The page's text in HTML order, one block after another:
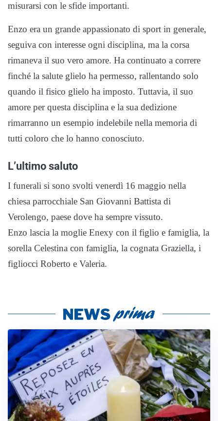
misurarsi con le sfide importanti.
Enzo era un grande appassionato di sport in generale,
seguiva con interesse ogni disciplina, ma la corsa
rimaneva il suo vero amore. Ha continuato a correre
finché la salute glielo ha permesso, rallentando solo
quando il fisico glielo ha imposto. Tuttavia, il suo
amore per questa disciplina e la sua dedizione
rimarranno un esempio indelebile nella memoria di
tutti coloro che lo hanno conosciuto.
L’ultimo saluto
I funerali si sono svolti venerdì 16 maggio nella
chiesa parrocchiale San Giovanni Battista di
Verolengo, paese dove ha sempre vissuto.
Enzo lascia la moglie Enexy con il figlio e famiglia, la
sorella Celestina con famiglia, la cognata Graziella, i
figliocci Roberto e Valeria.